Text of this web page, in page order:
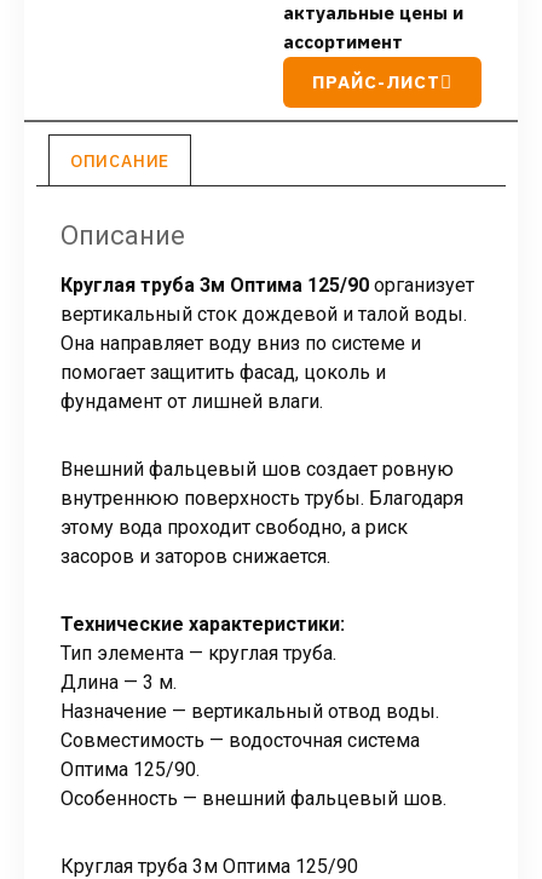
актуальные цены и
ассортимент
ПРАЙС-ЛИСТ
ОПИСАНИЕ
Описание
Круглая труба 3м Оптима 125/90 организует
вертикальный сток дождевой и талой воды.
Она направляет воду вниз по системе и
помогает защитить фасад, цоколь и
фундамент от лишней влаги.
Внешний фальцевый шов создает ровную
внутреннюю поверхность трубы. Благодаря
этому вода проходит свободно, а риск
засоров и заторов снижается.
Технические характеристики:
Тип элемента — круглая труба.
Длина — 3 м.
Назначение — вертикальный отвод воды.
Совместимость — водосточная система
Оптима 125/90.
Особенность — внешний фальцевый шов.
Круглая труба 3м Оптима 125/90